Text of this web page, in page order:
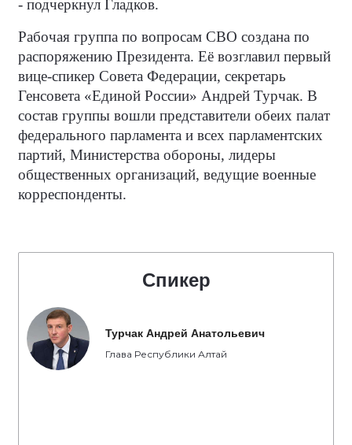
- подчеркнул Гладков.
Рабочая группа по вопросам СВО создана по
распоряжению Президента. Её возглавил первый
вице-спикер Совета Федерации, секретарь
Генсовета «Единой России» Андрей Турчак. В
состав группы вошли представители обеих палат
федерального парламента и всех парламентских
партий, Министерства обороны, лидеры
общественных организаций, ведущие военные
корреспонденты.
Спикер
Турчак Андрей Анатольевич
Глава Республики Алтай